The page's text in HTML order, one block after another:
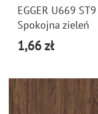
EGGER U669 ST9
Spokojna zieleń
1,66 zł